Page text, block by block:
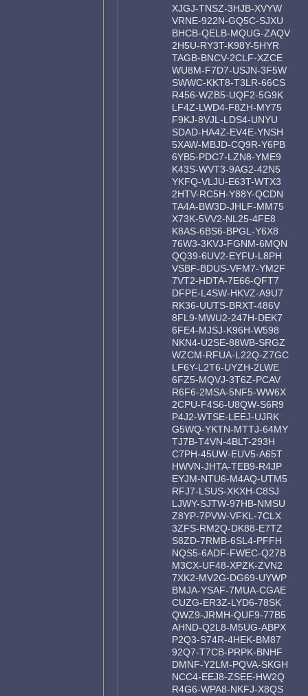
XJGJ-TNSZ-3HJB-XVYW
VRNE-922N-GQ5C-SJXU
BHCB-QELB-MQUG-ZAQV
2H5U-RY3T-K98Y-5HYR
TAGB-BNCV-2CLF-XZCE
WU8M-F7D7-USJN-3F5W
SWWC-KKT8-T3LR-66CS
R456-WZB5-UQF2-5G9K
LF4Z-LWD4-F8ZH-MY75
F9KJ-8VJL-LDS4-UNYU
SDAD-HA4Z-EV4E-YNSH
5XAW-MBJD-CQ9R-Y6PB
6YB5-PDC7-LZN8-YME9
K43S-WVT3-9AG2-42N5
YKFQ-VLJU-E63T-WTX3
2HTV-RC5H-Y88Y-QCDN
TA4A-BW3D-JHLF-MM75
X73K-5VV2-NL25-4FE8
K8AS-6BS6-BPGL-Y6X8
76W3-3KVJ-FGNM-6MQN
QQ39-6UV2-EYFU-L8PH
VSBF-BDUS-VFM7-YM2F
7VT2-HDTA-7E66-QFT7
DFPE-L4SW-HKVZ-A9U7
RK36-UUTS-BRXT-486V
8FL9-MWU2-247H-DEK7
6FE4-MJSJ-K96H-W598
NKN4-U2SE-88WB-SRGZ
WZCM-RFUA-L22Q-Z7GC
LF6Y-L2T6-UYZH-2LWE
6FZ5-MQVJ-3T6Z-PCAV
R6F6-2MSA-5NF5-WW6X
2CPU-F4S6-U8QW-S6R9
P4J2-WTSE-LEEJ-UJRK
G5WQ-YKTN-MTTJ-64MY
TJ7B-T4VN-4BLT-293H
C7PH-45UW-EUV5-A65T
HWVN-JHTA-TEB9-R4JP
EYJM-NTU6-M4AQ-UTM5
RFJ7-LSUS-XKXH-C8SJ
LJWY-SJTW-97HB-NMSU
Z8YP-7PVW-VFKL-7CLX
3ZFS-RM2Q-DK88-E7TZ
S8ZD-7RMB-6SL4-PFFH
NQS5-6ADF-FWEC-Q27B
M3CX-UF48-XPZK-ZVN2
7XK2-MV2G-DG69-UYWP
BMJA-YSAF-7MUA-CGAE
CUZG-ER3Z-LYD6-78SK
QWZ9-JRMH-QUF9-77B5
AHND-Q2L8-M5UG-ABPX
P2Q3-S74R-4HEK-BM87
92Q7-T7CB-PRPK-BNHF
DMNF-Y2LM-PQVA-SKGH
NCC4-EEJ8-ZSEE-HW2Q
R4G6-WPA8-NKFJ-X8QS